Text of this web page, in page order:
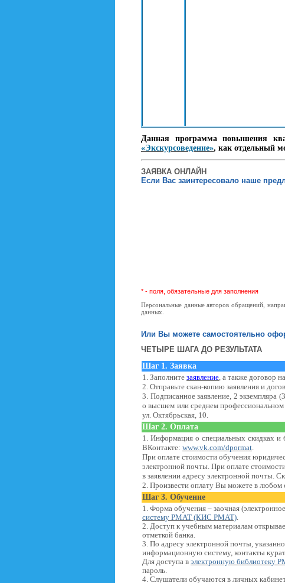
Данная программа повышения
«Экскурсоведение», как отдельный
ЗАЯВКА ОНЛАЙН
Если Вас заинтересовало наше
* - поля, обязательные для заполнения
Персональные данные авторов обращений,
данных.
Или Вы можете самостоятельно
ЧЕТЫРЕ ШАГА ДО РЕЗУЛЬТАТА
Шаг 1. Заявка
1. Заполните заявление, а также договор
2. Отправьте скан-копию заявления и
3. Подписанное заявление, 2 экземпляра
о высшем или среднем
ул. Октябрьская, 10.
Шаг 2. Оплата
1. Информация о специальных скидках и
ВКонтакте: www.vk.com/dpormat.
При оплате стоимости обучения
электронной почты. При оплате
в заявлении адресу электронной почты.
2. Произвести оплату Вы можете в любом
Шаг 3. Обучение
1. Форма обучения – заочная
систему РМАТ (КИС РМАТ).
2. Доступ к учебным материалам
отметкой банка.
3. По адресу электронной почты,
информационную систему, контакты
Для доступа в электронную библиотеку
пароль.
4. Слушатели обучаются в личных